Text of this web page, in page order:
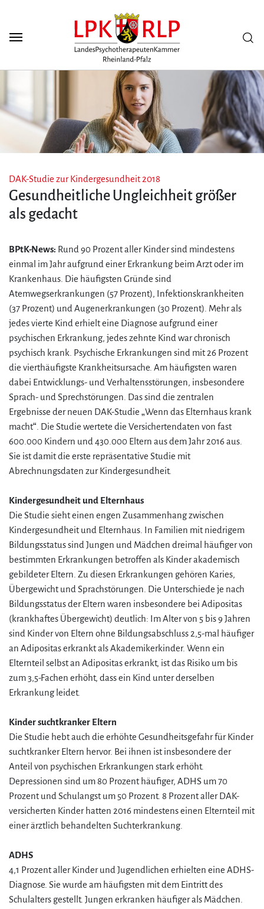
DAK-Studie zur Kindergesundheit 2018
Gesundheitliche Ungleichheit größer
als gedacht
BPtK-News: Rund 90 Prozent aller Kinder sind mindestens
einmal im Jahr aufgrund einer Erkrankung beim Arzt oder im
Krankenhaus. Die häufigsten Gründe sind
Atemwegserkrankungen (57 Prozent), Infektionskrankheiten
(37 Prozent) und Augenerkrankungen (30 Prozent). Mehr als
jedes vierte Kind erhielt eine Diagnose aufgrund einer
psychischen Erkrankung, jedes zehnte Kind war chronisch
psychisch krank. Psychische Erkrankungen sind mit 26 Prozent
die vierthäufigste Krankheitsursache. Am häufigsten waren
dabei Entwicklungs- und Verhaltensstörungen, insbesondere
Sprach- und Sprechstörungen. Das sind die zentralen
Ergebnisse der neuen DAK-Studie „Wenn das Elternhaus krank
macht“. Die Studie wertete die Versichertendaten von fast
600.000 Kindern und 430.000 Eltern aus dem Jahr 2016 aus.
Sie ist damit die erste repräsentative Studie mit
Abrechnungsdaten zur Kindergesundheit.
Kindergesundheit und Elternhaus
Die Studie sieht einen engen Zusammenhang zwischen
Kindergesundheit und Elternhaus. In Familien mit niedrigem
Bildungsstatus sind Jungen und Mädchen dreimal häufiger von
bestimmten Erkrankungen betroffen als Kinder akademisch
gebildeter Eltern. Zu diesen Erkrankungen gehören Karies,
Übergewicht und Sprachstörungen. Die Unterschiede je nach
Bildungsstatus der Eltern waren insbesondere bei Adipositas
(krankhaftes Übergewicht) deutlich: Im Alter von 5 bis 9 Jahren
sind Kinder von Eltern ohne Bildungsabschluss 2,5-mal häufiger
an Adipositas erkrankt als Akademikerkinder. Wenn ein
Elternteil selbst an Adipositas erkrankt, ist das Risiko um bis
zum 3,5-Fachen erhöht, dass ein Kind unter derselben
Erkrankung leidet.
Kinder suchtkranker Eltern
Die Studie hebt auch die erhöhte Gesundheitsgefahr für Kinder
suchtkranker Eltern hervor. Bei ihnen ist insbesondere der
Anteil von psychischen Erkrankungen stark erhöht.
Depressionen sind um 80 Prozent häufiger, ADHS um 70
Prozent und Schulangst um 50 Prozent. 8 Prozent aller DAK-
versicherten Kinder hatten 2016 mindestens einen Elternteil mit
einer ärztlich behandelten Suchterkrankung.
ADHS
4,1 Prozent aller Kinder und Jugendlichen erhielten eine ADHS-
Diagnose. Sie wurde am häufigsten mit dem Eintritt des
Schulalters gestellt. Jungen erkranken häufiger als Mädchen.